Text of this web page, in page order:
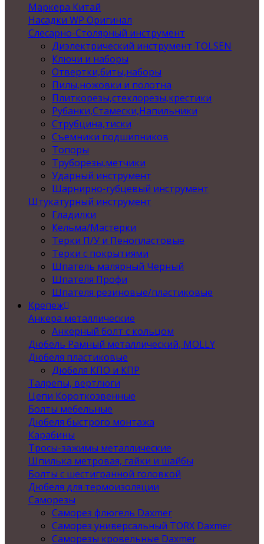
Маркера Китай
Насадки WP Оригинал
Слесарно-Столярный инструмент
Диэлектрический инструмент TOLSEN
Ключи и наборы
Отвертки,биты,наборы
Пилы,ножовки и полотна
Плиткорезы,стеклорезы,крестики
Рубанки,Стамески,Напильники
Струбцина,тиски
Съемники подшипников
Топоры
Труборезы,метчики
Ударный инструмент
Шарнирно-губцевый инструмент
Штукатурный инструмент
Гладилки
Кельма/Мастерки
Терки П/У и Пенопластовые
Терки с покрытиями
Шпатель малярный Черный
Шпателя Профи
Шпателя резиновые/пластиковые
Крепеж
Анкера металлические
Анкерный болт с кольцом
Дюбель Рамный металлический, MOLLY
Дюбеля пластиковые
Дюбеля КПО и КПР
Талрепы, вертлюги
Цепи Короткозвенные
Болты мебельные
Дюбеля быстрого монтажа
Карабины
Тросы-зажимы металлические
Шпилька метровая, гайки и шайбы
Болты с шестигранной головкой
Дюбеля для термоизоляции
Саморезы
Саморез флюгель Daxmer
Саморез универсальный TORX Daxmer
Саморезы кровельные Daxmer